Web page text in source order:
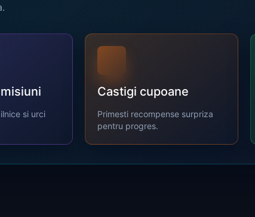
si urci
Castigi cupoane
Primesti recompense surpriza
pentru progres.